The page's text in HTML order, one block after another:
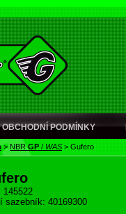
OBCHODNÍ PODMÍNKY
> NBRGP / WAS > Gufero
145522
sazebník: 40169300